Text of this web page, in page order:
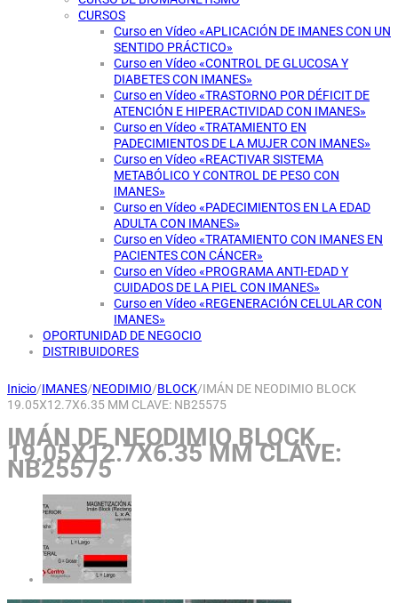
CURSOS
Curso en Vídeo «APLICACIÓN DE IMANES CON UN
SENTIDO PRÁCTICO»
Curso en Vídeo «CONTROL DE GLUCOSA Y
DIABETES CON IMANES»
Curso en Vídeo «TRASTORNO POR DÉFICIT DE
ATENCIÓN E HIPERACTIVIDAD CON IMANES»
Curso en Vídeo «TRATAMIENTO EN
PADECIMIENTOS DE LA MUJER CON IMANES»
Curso en Vídeo «REACTIVAR SISTEMA
METABÓLICO Y CONTROL DE PESO CON
IMANES»
Curso en Vídeo «PADECIMIENTOS EN LA EDAD
ADULTA CON IMANES»
Curso en Vídeo «TRATAMIENTO CON IMANES EN
PACIENTES CON CÁNCER»
Curso en Vídeo «PROGRAMA ANTI-EDAD Y
CUIDADOS DE LA PIEL CON IMANES»
Curso en Vídeo «REGENERACIÓN CELULAR CON
IMANES»
OPORTUNIDAD DE NEGOCIO
DISTRIBUIDORES
Inicio/IMANES/NEODIMIO/BLOCK/IMÁN DE NEODIMIO BLOCK
19.05X12.7X6.35 MM CLAVE: NB25575
IMÁN DE NEODIMIO BLOCK
19.05X12.7X6.35 MM CLAVE:
NB25575